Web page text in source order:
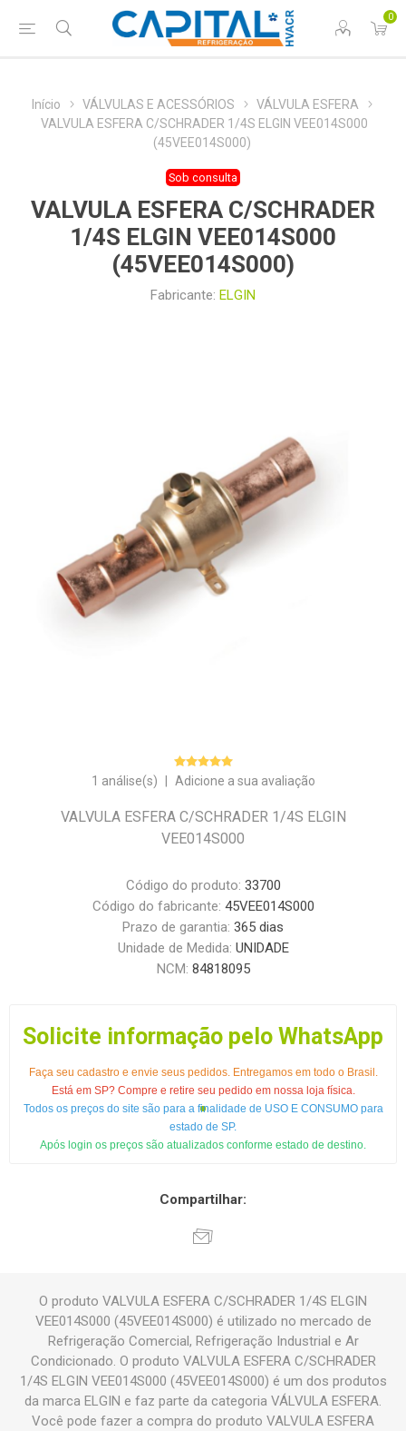
0
Início VÁLVULAS E ACESSÓRIOS
VÁLVULA ESFERA
VALVULA ESFERA C/SCHRADER 1/4S ELGIN VEE014S000
(45VEE014S000)
Sob consulta
VALVULA ESFERA C/SCHRADER
1/4S ELGIN VEE014S000
(45VEE014S000)
Fabricante: ELGIN
1 análise(s) Adicione a sua avaliação
VALVULA ESFERA C/SCHRADER 1/4S ELGIN
VEE014S000
Código do produto: 33700
Código do fabricante: 45VEE014S000
Prazo de garantia: 365 dias
Unidade de Medida: UNIDADE
NCM: 84818095
Solicite informação pelo WhatsApp
Faça seu cadastro e envie seus pedidos. Entregamos em todo o Brasil.
Está em SP? Compre e retire seu pedido em nossa loja física.
Todos os preços do site são para a finalidade de USO E CONSUMO para
estado de SP.
Após login os preços são atualizados conforme estado de destino.
Compartilhar:
O produto VALVULA ESFERA C/SCHRADER 1/4S ELGIN
VEE014S000 (45VEE014S000) é utilizado no mercado de
Refrigeração Comercial, Refrigeração Industrial e Ar
Condicionado. O produto VALVULA ESFERA C/SCHRADER
1/4S ELGIN VEE014S000 (45VEE014S000) é um dos produtos
da marca ELGIN e faz parte da categoria VÁLVULA ESFERA.
Você pode fazer a compra do produto VALVULA ESFERA